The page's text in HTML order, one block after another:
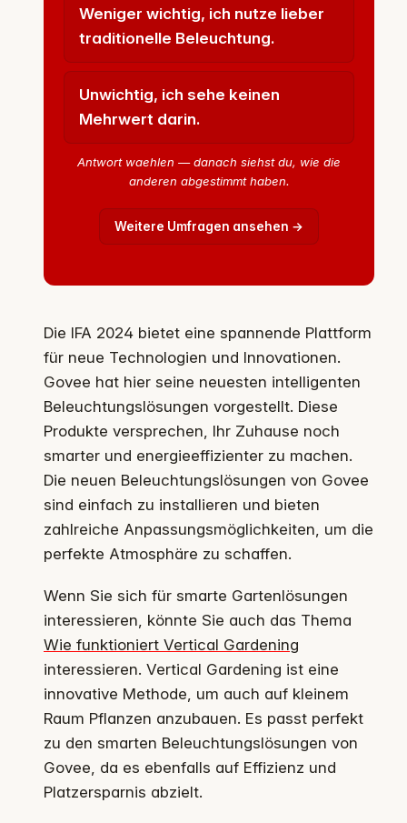
Weniger wichtig, ich nutze lieber
traditionelle Beleuchtung.
Unwichtig, ich sehe keinen
Mehrwert darin.
Antwort waehlen — danach siehst du, wie die
anderen abgestimmt haben.
Weitere Umfragen ansehen →
Die IFA 2024 bietet eine spannende Plattform
für neue Technologien und Innovationen.
Govee hat hier seine neuesten intelligenten
Beleuchtungslösungen vorgestellt. Diese
Produkte versprechen, Ihr Zuhause noch
smarter und energieeffizienter zu machen.
Die neuen Beleuchtungslösungen von Govee
sind einfach zu installieren und bieten
zahlreiche Anpassungsmöglichkeiten, um die
perfekte Atmosphäre zu schaffen.
Wenn Sie sich für smarte Gartenlösungen
interessieren, könnte Sie auch das Thema
Wie funktioniert Vertical Gardening
interessieren. Vertical Gardening ist eine
innovative Methode, um auch auf kleinem
Raum Pflanzen anzubauen. Es passt perfekt
zu den smarten Beleuchtungslösungen von
Govee, da es ebenfalls auf Effizienz und
Platzersparnis abzielt.